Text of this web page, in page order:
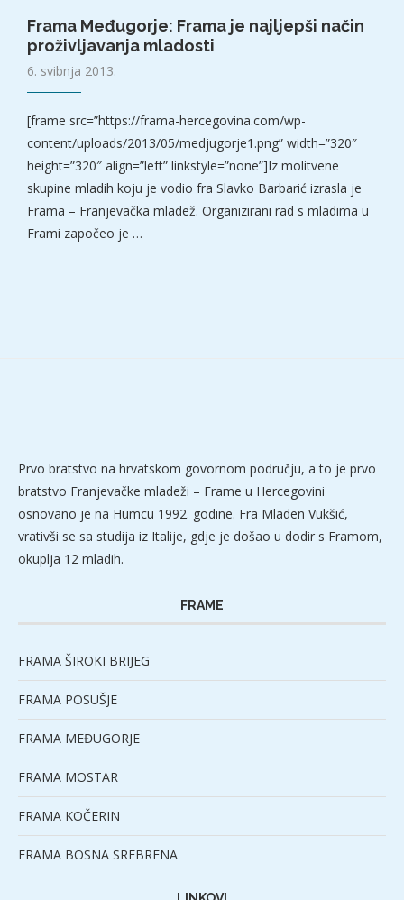
Frama Međugorje: Frama je najljepši način
proživljavanja mladosti
6. svibnja 2013.
[frame src=”https://frama-hercegovina.com/wp-
content/uploads/2013/05/medjugorje1.png” width=”320″
height=”320″ align=”left” linkstyle=”none”]Iz molitvene
skupine mladih koju je vodio fra Slavko Barbarić izrasla je
Frama – Franjevačka mladež. Organizirani rad s mladima u
Frami započeo je …
Prvo bratstvo na hrvatskom govornom području, a to je prvo
bratstvo Franjevačke mladeži – Frame u Hercegovini
osnovano je na Humcu 1992. godine. Fra Mladen Vukšić,
vrativši se sa studija iz Italije, gdje je došao u dodir s Framom,
okuplja 12 mladih.
FRAME
FRAMA ŠIROKI BRIJEG
FRAMA POSUŠJE
FRAMA MEĐUGORJE
FRAMA MOSTAR
FRAMA KOČERIN
FRAMA BOSNA SREBRENA